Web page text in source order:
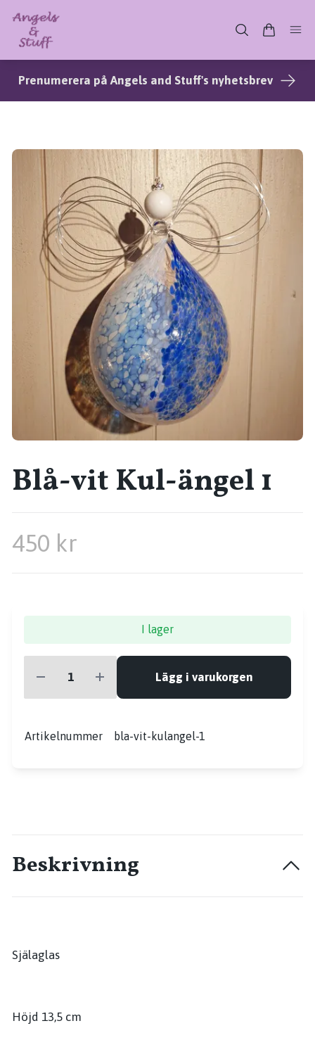
Prenumerera på Angels and Stuff's nyhetsbrev
Blå-vit Kul-ängel 1
450 kr
I lager
Lägg i varukorgen
Artikelnummer bla-vit-kulangel-1
Beskrivning
Själaglas
Höjd 13,5 cm